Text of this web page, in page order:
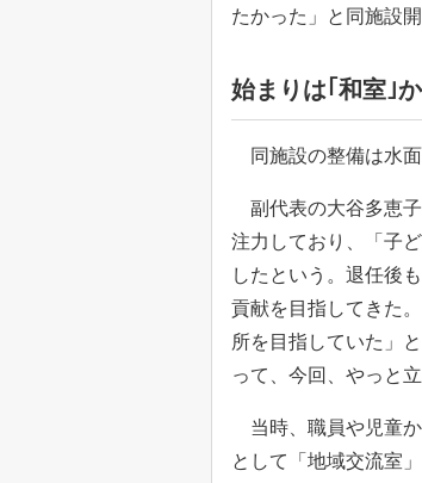
たかった」と同施設
始まりは｢和室｣
同施設の整備は水面
副代表の大谷多恵子
注力しており、「子
したという。退任後
貢献を目指してきた
所を目指していた」
って、今回、やっと
当時、職員や児童
として「地域交流室